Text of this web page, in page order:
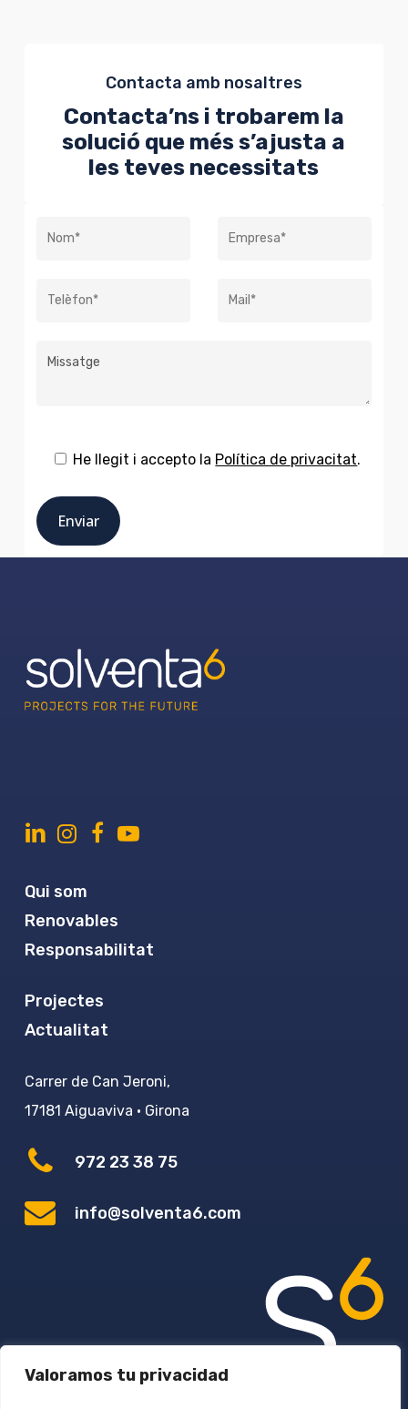
Valoramos tu privacidad
Contacta amb nosaltres
Contacta’ns i trobarem la
solució que més s’ajusta a
les teves necessitats
He llegit i accepto la Política de privacitat.
Qui som
Renovables
Responsabilitat
Projectes
Actualitat
Carrer de Can Jeroni,
17181 Aiguaviva · Girona
972 23 38 75
info@solventa6.com